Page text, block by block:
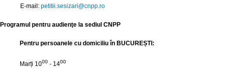
E-mail: petitii.sesizari@cnpp.ro
Programul pentru audienţe la sediul CNPP
Pentru persoanele cu domiciliu în BUCUREȘTI:
Marți 1000 - 1400